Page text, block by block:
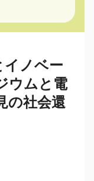
イノベー
ウムと電
の社会還